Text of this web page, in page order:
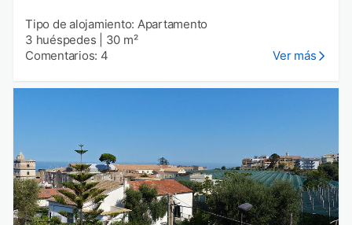
Tipo de alojamiento: Apartamento
3 huéspedes
30 m²
Comentarios: 4
Ver más